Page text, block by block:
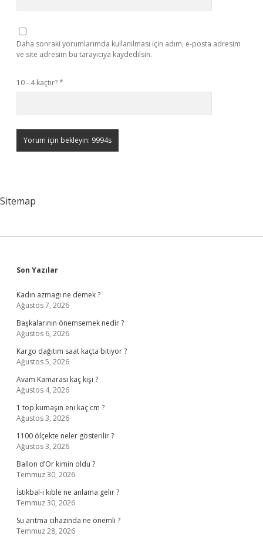
Daha sonraki yorumlarımda kullanılması için adım, e-posta adresim
ve site adresim bu tarayıcıya kaydedilsin.
10 - 4 kaçtır?*
Sitemap
Sidebar
Son Yazılar
Kadın azmagı ne demek ?
Ağustos 7, 2026
Başkalarının önemsemek nedir ?
Ağustos 6, 2026
Kargo dağıtım saat kaçta bitiyor ?
Ağustos 5, 2026
Avam Kamarası kaç kişi ?
Ağustos 4, 2026
1 top kumaşın eni kaç cm ?
Ağustos 3, 2026
1100 ölçekte neler gösterilir ?
Ağustos 3, 2026
Ballon d’Or kimin oldu ?
Temmuz 30, 2026
İstikbal-i kıble ne anlama gelir ?
Temmuz 30, 2026
Su arıtma cihazında ne önemli ?
Temmuz 28, 2026